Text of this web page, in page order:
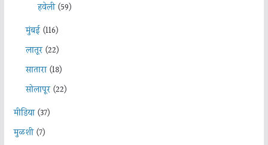
हवेली(59)
मुंबई(116)
लातूर(22)
सातारा(18)
सोलापूर(22)
मीडिया(37)
मुळशी(7)